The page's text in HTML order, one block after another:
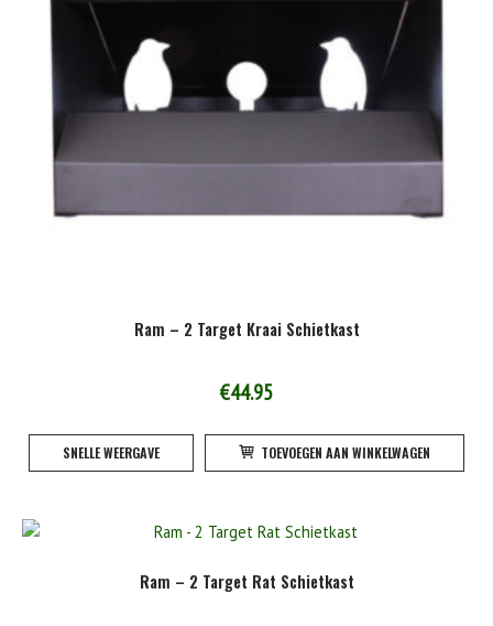
Ram – 2 Target Kraai Schietkast
€44.95
SNELLE WEERGAVE TOEVOEGEN AAN WINKELWAGEN
Ram – 2 Target Rat Schietkast